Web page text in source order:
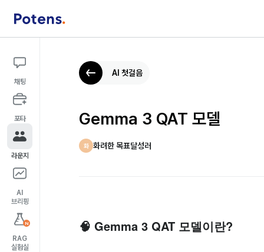
채팅
포타
라운지
AI
브리핑
N
RAG
실험실
AI 첫걸음
Gemma 3 QAT 모델
화 화려한 목표달성러
🧠 Gemma 3 QAT 모델이란?